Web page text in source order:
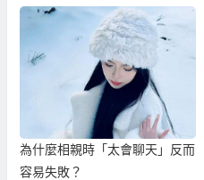
擇！
為什麼相親時「太會聊天」反而
容易失敗？